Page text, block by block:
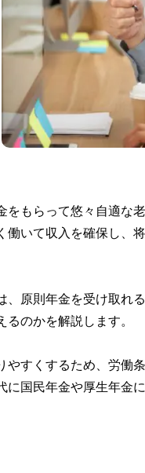
をもらって悠々自適な
働いて収入を確保し、
、原則年金を受け取れ
るのかを解説します。
やすくするため、労働
に国民年金や厚生年金